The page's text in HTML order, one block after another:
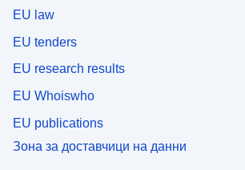
EU law
EU tenders
EU research results
EU Whoiswho
EU publications
Зона за доставчици на данни